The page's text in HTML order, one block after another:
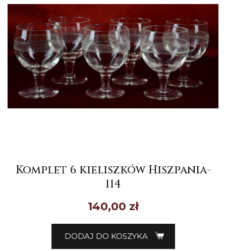
Komplet 6 kieliszków Hiszpania-
114
140,00 zł
DODAJ DO KOSZYKA